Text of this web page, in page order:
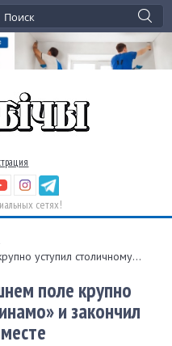
сетях!
уступил столичному...
поле крупно
и закончил